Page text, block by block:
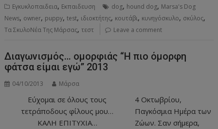
Εγκυκλοπαιδεια, Εκπαιδευση dog, hound dog, Marsa's Dog
News, owner, puppy,test, ιδιοκτήτης, κουτάβι, κυνηγόσκυλο, σκύλος,
Τα ΣκυλοΝέα Της Μάρσας,τεστ Leave a comment
Διαγωνισμός… ομορφιάς “Η πιο όμορφη
φάτσα είμαι εγώ” 2013
04/10/2013 Μάρσα
Εύχομαι σε όλους τους
τετράποδους φίλους μου…
ΚΑΛΗ ΕΠΙΤΥΧΙΑ…
4 Οκτωβρίου,
Παγκόσμια Ημέρα των
Ζώων. Σαν σήμερα,